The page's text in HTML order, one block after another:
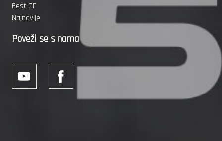
Best OF
Najnovije
Poveži se s nama